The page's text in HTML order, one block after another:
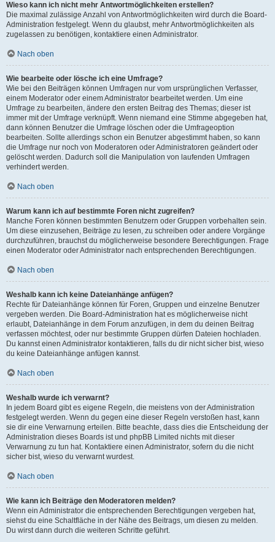
Wieso kann ich nicht mehr Antwortmöglichkeiten erstellen?
Die maximal zulässige Anzahl von Antwortmöglichkeiten wird durch die Board-
Administration festgelegt. Wenn du glaubst, mehr Antwortmöglichkeiten als
zugelassen zu benötigen, kontaktiere einen Administrator.
Nach oben
Wie bearbeite oder lösche ich eine Umfrage?
Wie bei den Beiträgen können Umfragen nur vom ursprünglichen Verfasser,
einem Moderator oder einem Administrator bearbeitet werden. Um eine
Umfrage zu bearbeiten, ändere den ersten Beitrag des Themas; dieser ist
immer mit der Umfrage verknüpft. Wenn niemand eine Stimme abgegeben hat,
dann können Benutzer die Umfrage löschen oder die Umfrageoption
bearbeiten. Sollte allerdings schon ein Benutzer abgestimmt haben, so kann
die Umfrage nur noch von Moderatoren oder Administratoren geändert oder
gelöscht werden. Dadurch soll die Manipulation von laufenden Umfragen
verhindert werden.
Nach oben
Warum kann ich auf bestimmte Foren nicht zugreifen?
Manche Foren können bestimmten Benutzern oder Gruppen vorbehalten sein.
Um diese einzusehen, Beiträge zu lesen, zu schreiben oder andere Vorgänge
durchzuführen, brauchst du möglicherweise besondere Berechtigungen. Frage
einen Moderator oder Administrator nach entsprechenden Berechtigungen.
Nach oben
Weshalb kann ich keine Dateianhänge anfügen?
Rechte für Dateianhänge können für Foren, Gruppen und einzelne Benutzer
vergeben werden. Die Board-Administration hat es möglicherweise nicht
erlaubt, Dateianhänge in dem Forum anzufügen, in dem du deinen Beitrag
verfassen möchtest, oder nur bestimmte Gruppen dürfen Dateien hochladen.
Du kannst einen Administrator kontaktieren, falls du dir nicht sicher bist, wieso
du keine Dateianhänge anfügen kannst.
Nach oben
Weshalb wurde ich verwarnt?
In jedem Board gibt es eigene Regeln, die meistens von der Administration
festgelegt werden. Wenn du gegen eine dieser Regeln verstoßen hast, kann
sie dir eine Verwarnung erteilen. Bitte beachte, dass dies die Entscheidung der
Administration dieses Boards ist und phpBB Limited nichts mit dieser
Verwarnung zu tun hat. Kontaktiere einen Administrator, sofern du die nicht
sicher bist, wieso du verwarnt wurdest.
Nach oben
Wie kann ich Beiträge den Moderatoren melden?
Wenn ein Administrator die entsprechenden Berechtigungen vergeben hat,
siehst du eine Schaltfläche in der Nähe des Beitrags, um diesen zu melden.
Du wirst dann durch die weiteren Schritte geführt.